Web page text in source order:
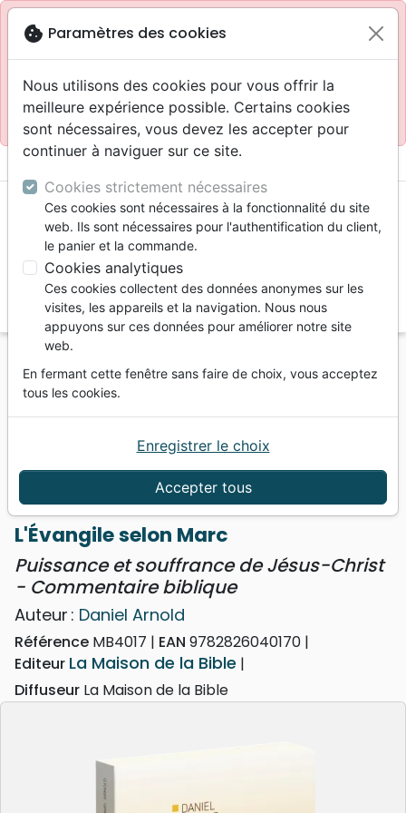
blockSite réservé aux professionnels
Accès pour les professionnels : Se connecter
Site pour le grand public : La Maison de la Bible
menu
Vous ne pouvez pas créer de nouvelle commande
depuis votre pays (United States).
Commentaires
Marc
Évangile selon Marc (L') - Puissance et souffrance
de Jésus-Christ - Commentaire biblique
L'Évangile selon Marc
Puissance et souffrance de Jésus-Christ
- Commentaire biblique
Auteur : Daniel Arnold
Référence MB4017 EAN 9782826040170
Editeur La Maison de la Bible
Diffuseur La Maison de la Bible
cookie Paramètres des cookies
Nous utilisons des cookies pour vous offrir la
meilleure expérience possible. Certains cookies
sont nécessaires, vous devez les accepter pour
continuer à naviguer sur ce site.
Cookies strictement nécessaires
Ces cookies sont nécessaires à la fonctionnalité du site
web. Ils sont nécessaires pour l'authentification du client,
le panier et la commande.
Cookies analytiques
Ces cookies collectent des données anonymes sur les
visites, les appareils et la navigation. Nous nous
appuyons sur ces données pour améliorer notre site
web.
En fermant cette fenêtre sans faire de choix, vous acceptez
tous les cookies.
Accepter tous
Enregistrer le choix